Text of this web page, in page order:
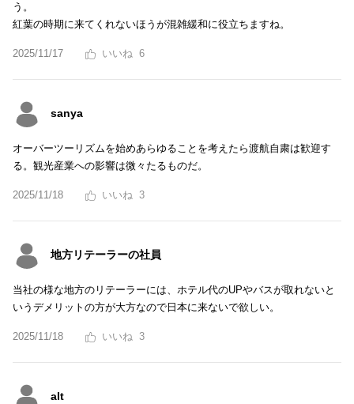
う。
紅葉の時期に来てくれないほうが混雑緩和に役立ちますね。
2025/11/17 6
sanya
オーバーツーリズムを始めあらゆることを考えたら渡航自粛は歓迎す
る。観光産業への影響は微々たるものだ。
2025/11/18 3
地方リテーラーの社員
当社の様な地方のリテーラーには、ホテル代のUPやバスが取れないと
いうデメリットの方が大方なので日本に来ないで欲しい。
2025/11/18 3
alt